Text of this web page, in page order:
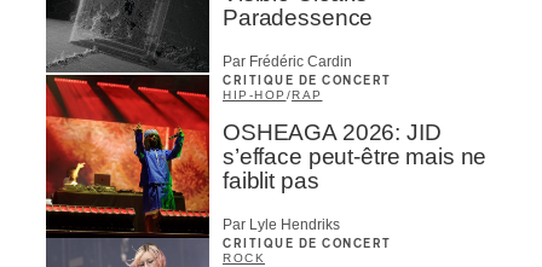
Paradessence
Par Frédéric Cardin
CRITIQUE DE CONCERT
HIP-HOP /RAP
OSHEAGA 2026: JID
s’efface peut-être mais ne
faiblit pas
Par Lyle Hendriks
CRITIQUE DE CONCERT
ROCK